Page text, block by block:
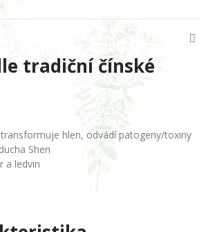
tradiční čínské
hlen, odvádí patogeny/toxiny
Shen
a ledvin